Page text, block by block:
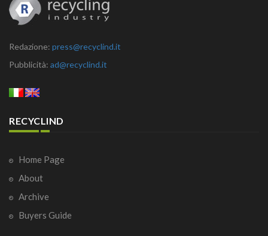
Redazione: press@recyclind.it
Pubblicità: ad@recyclind.it
RECYCLIND
Home Page
About
Archive
Buyers Guide